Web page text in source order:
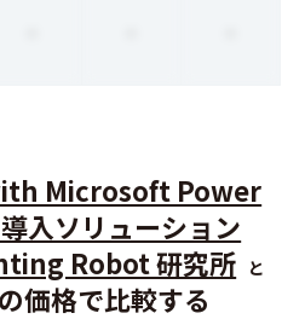
Microsoft Power
入ソリューション
Robot 研究所 と
の価格で比較する